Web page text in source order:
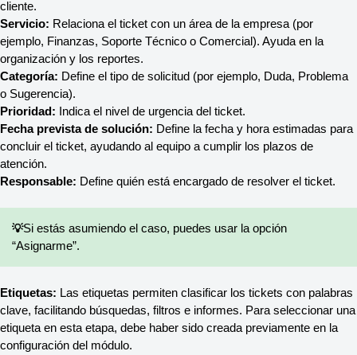
cliente.
Servicio: Relaciona el ticket con un área de la empresa (por
ejemplo, Finanzas, Soporte Técnico o Comercial). Ayuda en la
organización y los reportes.
Categoría: Define el tipo de solicitud (por ejemplo, Duda, Problema
o Sugerencia).
Prioridad: Indica el nivel de urgencia del ticket.
Fecha prevista de solución: Define la fecha y hora estimadas para
concluir el ticket, ayudando al equipo a cumplir los plazos de
atención.
Responsable: Define quién está encargado de resolver el ticket.
💡Si estás asumiendo el caso, puedes usar la opción
“Asignarme”.
Etiquetas: Las etiquetas permiten clasificar los tickets con palabras
clave, facilitando búsquedas, filtros e informes. Para seleccionar una
etiqueta en esta etapa, debe haber sido creada previamente en la
configuración del módulo.